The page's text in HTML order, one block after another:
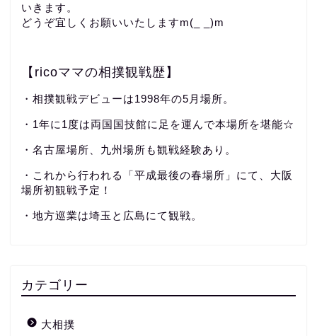
いきます。
どうぞ宜しくお願いいたしますm(_ _)m
【ricoママの相撲観戦歴】
・相撲観戦デビューは1998年の5月場所。
・1年に1度は両国国技館に足を運んで本場所を堪能☆
・名古屋場所、九州場所も観戦経験あり。
・これから行われる「平成最後の春場所」にて、大阪
場所初観戦予定！
・地方巡業は埼玉と広島にて観戦。
カテゴリー
大相撲